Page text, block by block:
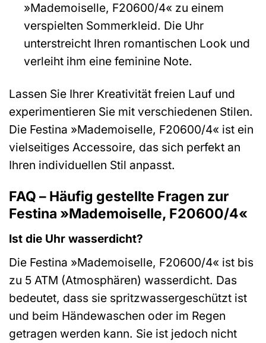
»Mademoiselle, F20600/4« zu einem
verspielten Sommerkleid. Die Uhr
unterstreicht Ihren romantischen Look und
verleiht ihm eine feminine Note.
Lassen Sie Ihrer Kreativität freien Lauf und
experimentieren Sie mit verschiedenen Stilen.
Die Festina »Mademoiselle, F20600/4« ist ein
vielseitiges Accessoire, das sich perfekt an
Ihren individuellen Stil anpasst.
FAQ – Häufig gestellte Fragen zur
Festina »Mademoiselle, F20600/4«
Ist die Uhr wasserdicht?
Die Festina »Mademoiselle, F20600/4« ist bis
zu 5 ATM (Atmosphären) wasserdicht. Das
bedeutet, dass sie spritzwassergeschützt ist
und beim Händewaschen oder im Regen
getragen werden kann. Sie ist jedoch nicht